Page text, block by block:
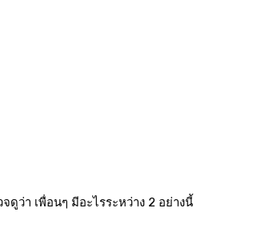
ว่า เพื่อนๆ มีอะไรระหว่าง 2 อย่างนี้